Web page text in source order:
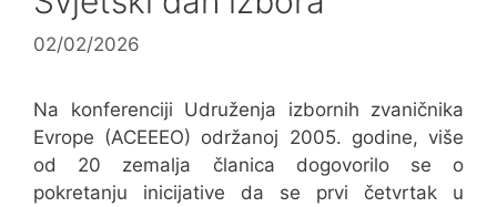
02/02/2026
Na konferenciji Udruženja izbornih zvaničnika
Evrope (ACEEEO) održanoj 2005. godine, više
od 20 zemalјa članica dogovorilo se o
pokretanju inicijative da se prvi četvrtak u